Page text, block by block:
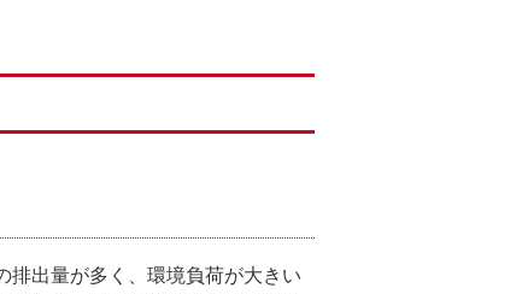
排出量が多く、環境負荷が大きい